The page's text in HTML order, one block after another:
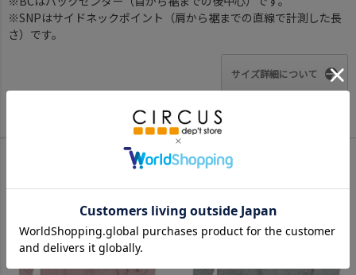
※SNPはサイドネックポイント（肩から裾までの直線で計測した長
さ）です。
サイズ詳細について